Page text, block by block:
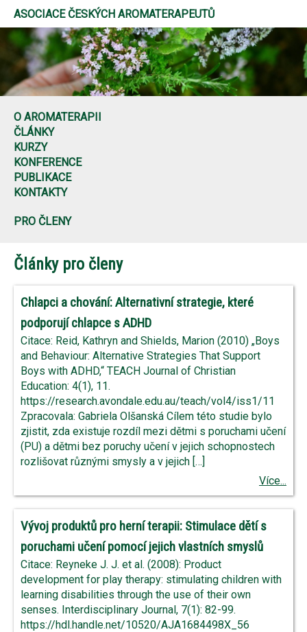
ASOCIACE ČESKÝCH AROMATERAPEUTŮ
O AROMATERAPII
ČLÁNKY
KURZY
KONFERENCE
PUBLIKACE
KONTAKTY
PRO ČLENY
Články pro členy
Chlapci a chování: Alternativní strategie, které
podporují chlapce s ADHD
Citace: Reid, Kathryn and Shields, Marion (2010) „Boys
and Behaviour: Alternative Strategies That Support
Boys with ADHD,“ TEACH Journal of Christian
Education: 4(1), 11.
https://research.avondale.edu.au/teach/vol4/iss1/11
Zpracovala: Gabriela Olšanská Cílem této studie bylo
zjistit, zda existuje rozdíl mezi dětmi s poruchami učení
(PU) a dětmi bez poruchy učení v jejich schopnostech
rozlišovat různými smysly a v jejich […]
Více...
Vývoj produktů pro herní terapii: Stimulace dětí s
poruchami učení pomocí jejich vlastních smyslů
Citace: Reyneke J. J. et al. (2008): Product
development for play therapy: stimulating children with
learning disabilities through the use of their own
senses. Interdisciplinary Journal, 7(1): 82-99.
https://hdl.handle.net/10520/AJA1684498X_56